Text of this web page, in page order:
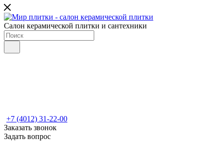
Салон керамической плитки и сантехники
+7 (4012) 31-22-00
Заказать звонок
Задать вопрос